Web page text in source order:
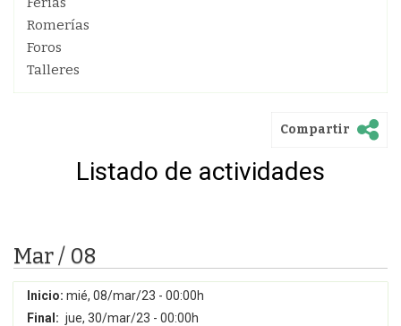
Romerías
Foros
Talleres
Compartir
Listado de actividades
Mar / 08
Inicio: mié, 08/mar/23 - 00:00h
Final: jue, 30/mar/23 - 00:00h